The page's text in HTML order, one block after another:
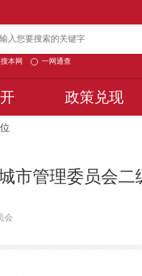
搜本网 一网通查
政策兑现
市管理委员会二
会